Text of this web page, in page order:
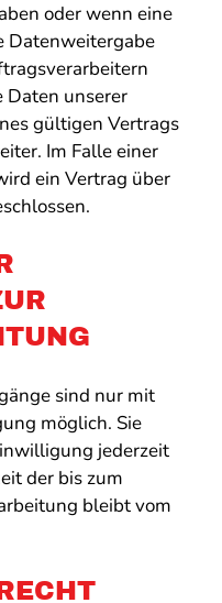
oder wenn eine
Datenweitergabe
Daten unserer
gültigen Vertrags
Im Falle einer
ein Vertrag über
sind nur mit
möglich. Sie
jederzeit
der bis zum
bleibt vom